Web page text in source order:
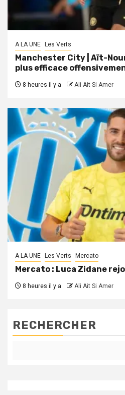
A LA UNE Les Verts
Manchester City | Aït-
plus efficace
8 heures il y a Ali Ait Si Amer
A LA UNE Les Verts Mercato
Mercato : Luca Zidane
8 heures il y a Ali Ait Si Amer
RECHERCHER